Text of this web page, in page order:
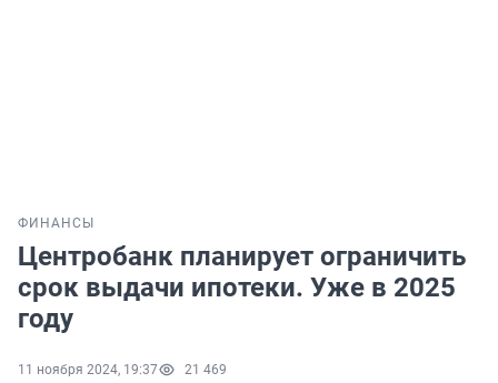
ФИНАНСЫ
Центробанк планирует ограничить
срок выдачи ипотеки. Уже в 2025
году
11 ноября 2024, 19:37 21 469